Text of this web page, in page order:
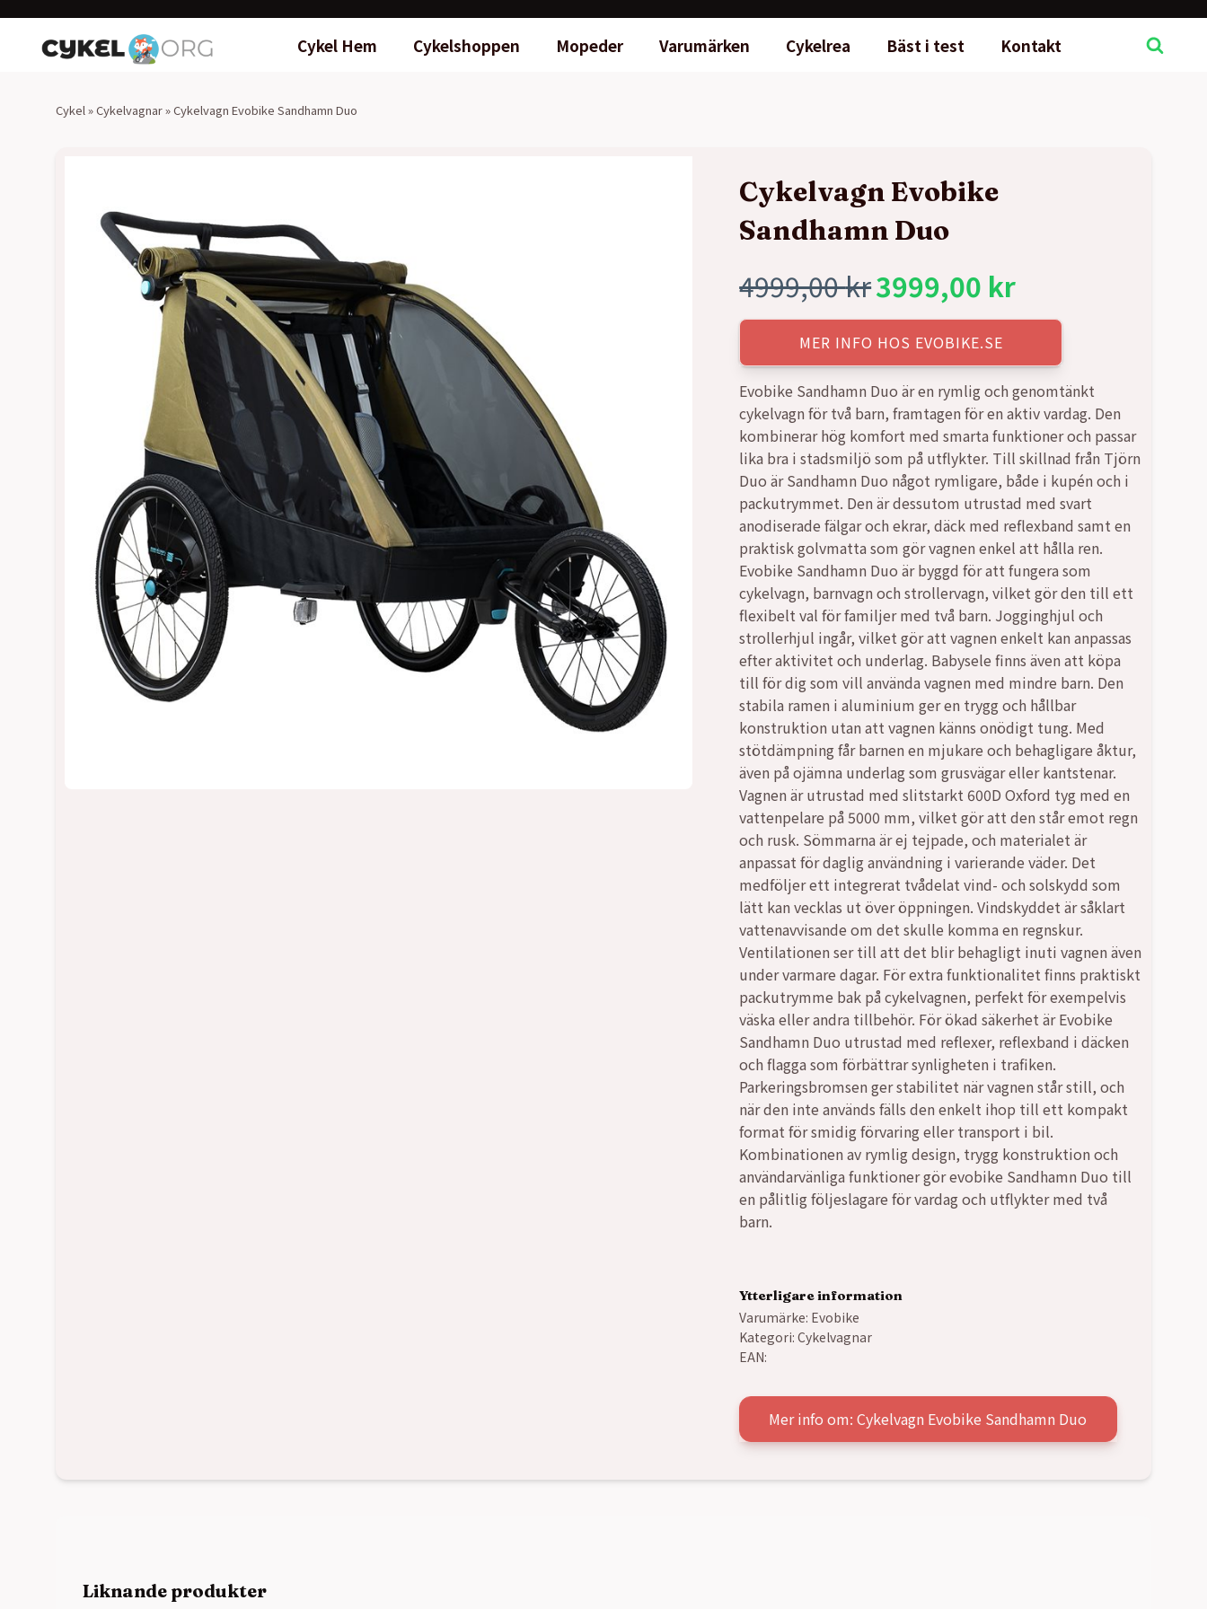
Cykel Hem Cykelshoppen Mopeder Varumärken Cykelrea Bäst i test Kontakt
Cykel »Cykelvagnar»Cykelvagn Evobike Sandhamn Duo
Cykelvagn Evobike
Sandhamn Duo
4999,00kr
Det
ursprungliga
priset
var:
4999,00 kr.
3999,00 kr
Det
nuvarande
priset
är:
3999,00 kr.
MER INFO HOS EVOBIKE.SE
Evobike Sandhamn Duo är en rymlig och genomtänkt
cykelvagn för två barn, framtagen för en aktiv vardag. Den
kombinerar hög komfort med smarta funktioner och passar
lika bra i stadsmiljö som på utflykter. Till skillnad från Tjörn
Duo är Sandhamn Duo något rymligare, både i kupén och i
packutrymmet. Den är dessutom utrustad med svart
anodiserade fälgar och ekrar, däck med reflexband samt en
praktisk golvmatta som gör vagnen enkel att hålla ren.
Evobike Sandhamn Duo är byggd för att fungera som
cykelvagn, barnvagn och strollervagn, vilket gör den till ett
flexibelt val för familjer med två barn. Jogginghjul och
strollerhjul ingår, vilket gör att vagnen enkelt kan anpassas
efter aktivitet och underlag. Babysele finns även att köpa
till för dig som vill använda vagnen med mindre barn. Den
stabila ramen i aluminium ger en trygg och hållbar
konstruktion utan att vagnen känns onödigt tung. Med
stötdämpning får barnen en mjukare och behagligare åktur,
även på ojämna underlag som grusvägar eller kantstenar.
Vagnen är utrustad med slitstarkt 600D Oxford tyg med en
vattenpelare på 5000 mm, vilket gör att den står emot regn
och rusk. Sömmarna är ej tejpade, och materialet är
anpassat för daglig användning i varierande väder. Det
medföljer ett integrerat tvådelat vind- och solskydd som
lätt kan vecklas ut över öppningen. Vindskyddet är såklart
vattenavvisande om det skulle komma en regnskur.
Ventilationen ser till att det blir behagligt inuti vagnen även
under varmare dagar. För extra funktionalitet finns praktiskt
packutrymme bak på cykelvagnen, perfekt för exempelvis
väska eller andra tillbehör. För ökad säkerhet är Evobike
Sandhamn Duo utrustad med reflexer, reflexband i däcken
och flagga som förbättrar synligheten i trafiken.
Parkeringsbromsen ger stabilitet när vagnen står still, och
när den inte används fälls den enkelt ihop till ett kompakt
format för smidig förvaring eller transport i bil.
Kombinationen av rymlig design, trygg konstruktion och
användarvänliga funktioner gör evobike Sandhamn Duo till
en pålitlig följeslagare för vardag och utflykter med två
barn.
Ytterligare information
Varumärke: Evobike
Kategori:Cykelvagnar
EAN:
Mer info om: Cykelvagn Evobike Sandhamn Duo
Liknande produkter